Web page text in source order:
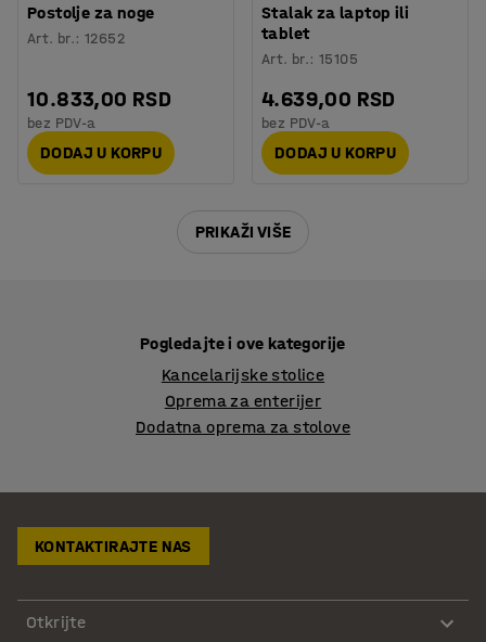
Postolje za noge
Art. br.:12652
10.833,00 RSD
bez PDV-a
DODAJ U KORPU
Stalak za laptop ili
tablet
Art. br.:15105
4.639,00 RSD
bez PDV-a
DODAJ U KORPU
PRIKAŽI VIŠE
Pogledajte i ove kategorije
Kancelarijske stolice
Oprema za enterijer
Dodatna oprema za stolove
KONTAKTIRAJTE NAS
Otkrijte